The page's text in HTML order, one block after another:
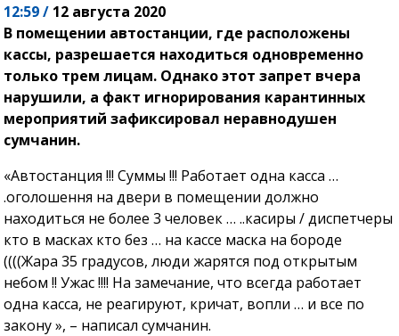
12:59 / 12 августа 2020
В помещении автостанции, где расположены
кассы, разрешается находиться одновременно
только трем лицам. Однако этот запрет вчера
нарушили, а факт игнорирования карантинных
мероприятий зафиксировал неравнодушен
сумчанин.
«Автостанция !!! Суммы !!! Работает одна касса …
.оголошення на двери в помещении должно
находиться не более 3 человек … ..касиры / диспетчеры
кто в масках кто без … на кассе маска на бороде
((((Жара 35 градусов, люди жарятся под открытым
небом !! Ужас !!!! На замечание, что всегда работает
одна касса, не реагируют, кричат, вопли … и все по
закону », – написал сумчанин.